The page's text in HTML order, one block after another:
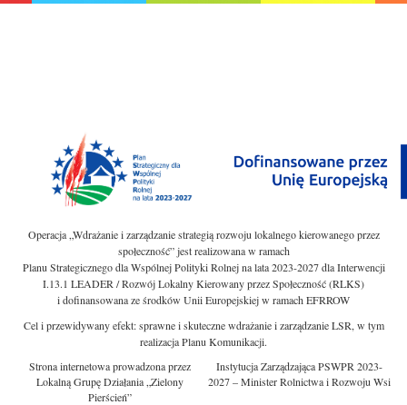
Operacja „Wdrażanie i zarządzanie strategią rozwoju lokalnego kierowanego przez
społeczność” jest realizowana w ramach
Planu Strategicznego dla Wspólnej Polityki Rolnej na lata 2023-2027 dla Interwencji
I.13.1 LEADER / Rozwój Lokalny Kierowany przez Społeczność (RLKS)
i dofinansowana ze środków Unii Europejskiej w ramach EFRROW
Cel i przewidywany efekt: sprawne i skuteczne wdrażanie i zarządzanie LSR, w tym
realizacja Planu Komunikacji.
Strona internetowa prowadzona przez
Lokalną Grupę Działania „Zielony
Pierścień”
Instytucja Zarządzająca PSWPR 2023-
2027 – Minister Rolnictwa i Rozwoju Wsi